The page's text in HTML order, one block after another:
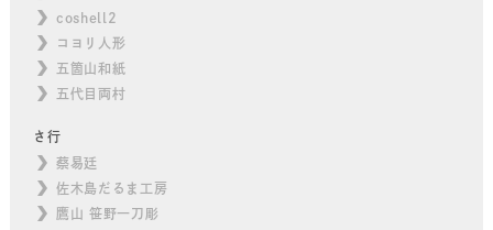
coshell2
コヨリ人形
五箇山和紙
五代目両村
さ行
蔡易廷
佐木島だるま工房
鷹山 笹野一刀彫